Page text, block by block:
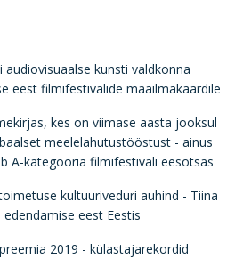
audiovisuaalse kunsti valdkonna
eest filmifestivalide maailmakaardile
kes on viimase aasta jooksul
meelelahutustööstust - ainus
A-kategooria filmifestivali eesotsas
kultuuriveduri auhind - Tiina
eest Eestis
2019 - külastajarekordid